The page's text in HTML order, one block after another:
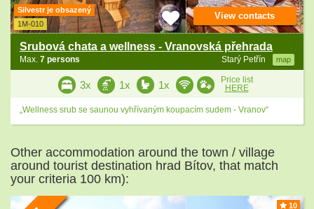
Silvestr je obsazený
1M-010
Srubová chata a wellness - Vranovská přehrada
Starý Petřín map
Max. 7 persons
View contacts
3x 1x 1x
Price list
HERE
„Wellness srub se saunou vyhřívaným koupacím sudem - Vranov“
Other accommodation around the town / village
around tourist destination hrad Bítov, that match
your criteria 100 km):
10